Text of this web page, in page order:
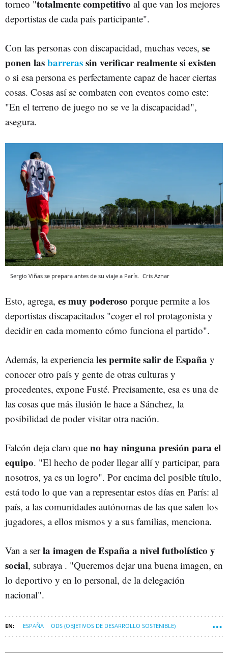
torneo "totalmente competitivo al que van los mejores
deportistas de cada país participante".
Con las personas con discapacidad, muchas veces, se
ponen lasbarrerassin verificar realmente si existen
o si esa persona es perfectamente capaz de hacer ciertas
cosas. Cosas así se combaten con eventos como este:
"En el terreno de juego no se ve la discapacidad",
asegura.
Sergio Viñas se prepara antes de su viaje a París. Cris Aznar
Esto, agrega, es muy poderoso porque permite a los
deportistas discapacitados "coger el rol protagonista y
decidir en cada momento cómo funciona el partido".
Además, la experienciales permite salir de España y
conocer otro país y gente de otras culturas y
procedentes, expone Fusté. Precisamente, esa es una de
las cosas que más ilusión le hace a Sánchez, la
posibilidad de poder visitar otra nación.
Falcón deja claro que no hay ninguna presión para el
equipo. "El hecho de poder llegar allí y participar, para
nosotros, ya es un logro". Por encima del posible título,
está todo lo que van a representar estos días en París: al
país, a las comunidades autónomas de las que salen los
jugadores, a ellos mismos y a sus familias, menciona.
Van a serla imagen de España a nivel futbolístico y
social, subraya . "Queremos dejar una buena imagen, en
lo deportivo y en lo personal, de la delegación
nacional".
ESPAÑA ODS (OBJETIVOS DE DESARROLLO SOSTENIBLE)